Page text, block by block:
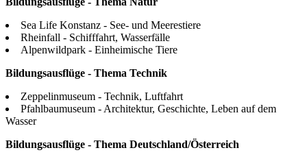
Sea Life Konstanz - See- und Meerestiere
Rheinfall - Schifffahrt, Wasserfälle
Alpenwildpark - Einheimische Tiere
Bildungsausflüge - Thema Technik
Zeppelinmuseum - Technik, Luftfahrt
Pfahlbaumuseum - Architektur, Geschichte, Leben auf dem
Wasser
Bildungsausflüge - Thema Deutschland/Österreich